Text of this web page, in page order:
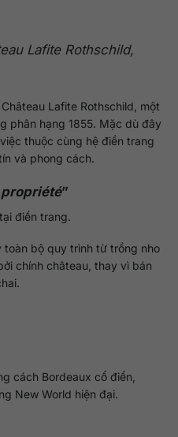
Lafite Rothschild,
Lafite Rothschild, một
phân hạng 1855. Mặc dù đây
thuộc cùng hệ điền trang
và phong cách.
”
điền trang.
bộ quy trình từ trồng nho
chính château, thay vì bán
cách Bordeaux cổ điển,
New World hiện đại.